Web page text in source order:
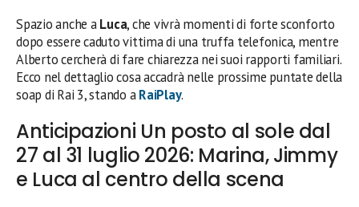
Spazio anche aLuca, che vivrà momenti di forte sconforto
dopo essere caduto vittima di una truffa telefonica, mentre
Alberto cercherà di fare chiarezza nei suoi rapporti familiari.
Ecco nel dettaglio cosa accadrà nelle prossime puntate della
soap di Rai 3, stando aRaiPlay.
Anticipazioni Un posto al sole dal
27 al 31 luglio 2026: Marina, Jimmy
e Luca al centro della scena